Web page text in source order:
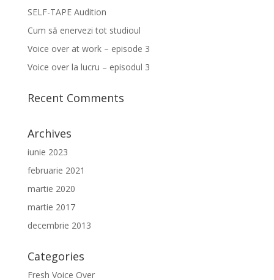
SELF-TAPE Audition
Cum să enervezi tot studioul
Voice over at work – episode 3
Voice over la lucru – episodul 3
Recent Comments
Archives
iunie 2023
februarie 2021
martie 2020
martie 2017
decembrie 2013
Categories
Fresh Voice Over